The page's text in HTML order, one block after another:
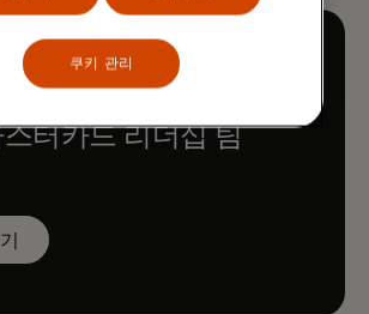
터카드 리더십 팀
쿠키 관리